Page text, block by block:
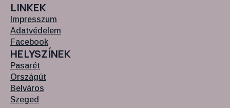
LINKEK
Impresszum
Adatvédelem
Facebook
HELYSZÍNEK
Pasarét
Országút
Belváros
Szeged